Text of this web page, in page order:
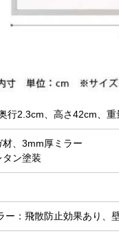
行2.3cm、高さ42cm、重
材、3mm厚ミラー
ン塗装
ー：飛散防止効果あり、